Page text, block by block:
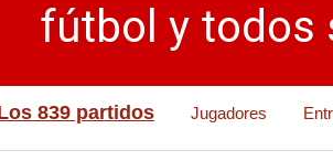
fútbol y todos
839 partidos Jugadores